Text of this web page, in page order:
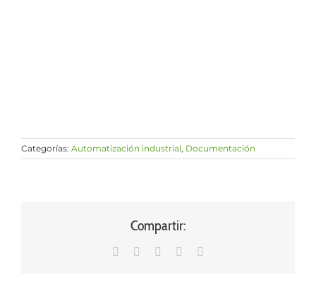
Categorías: Automatización industrial, Documentación
Compartir:
WhatsAppLinkedInFacebook